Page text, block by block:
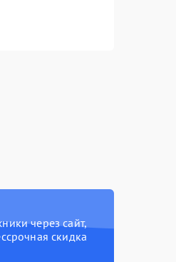
через сайт,
скидка